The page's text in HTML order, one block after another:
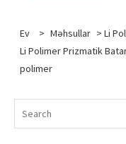
Ev > Məhsullar >Li
Li Polimer Prizmatik
polimer